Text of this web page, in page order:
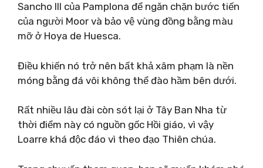
Sancho III của Pamplona để ngăn chặn bước tiến
của người Moor và bảo vệ vùng đồng bằng màu
mỡ ở Hoya de Huesca.
Điều khiến nó trở nên bất khả xâm phạm là nền
móng bằng đá vôi không thể đào hầm bên dưới.
Rất nhiều lâu đài còn sót lại ở Tây Ban Nha từ
thời điểm này có nguồn gốc Hồi giáo, vì vậy
Loarre khá độc đáo vì theo đạo Thiên chúa.